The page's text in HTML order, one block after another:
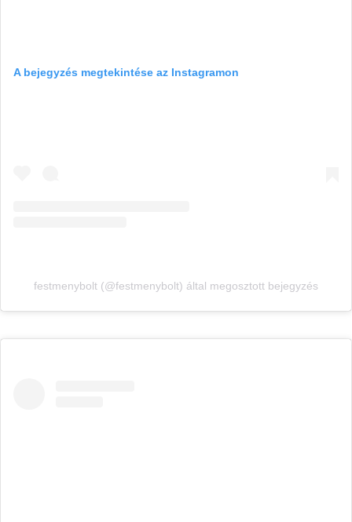
A bejegyzés megtekintése az Instagramon
festmenybolt (@festmenybolt) által megosztott bejegyzés